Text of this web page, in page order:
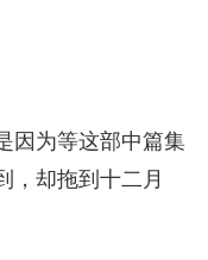
因为等这部中篇集
，却拖到十二月